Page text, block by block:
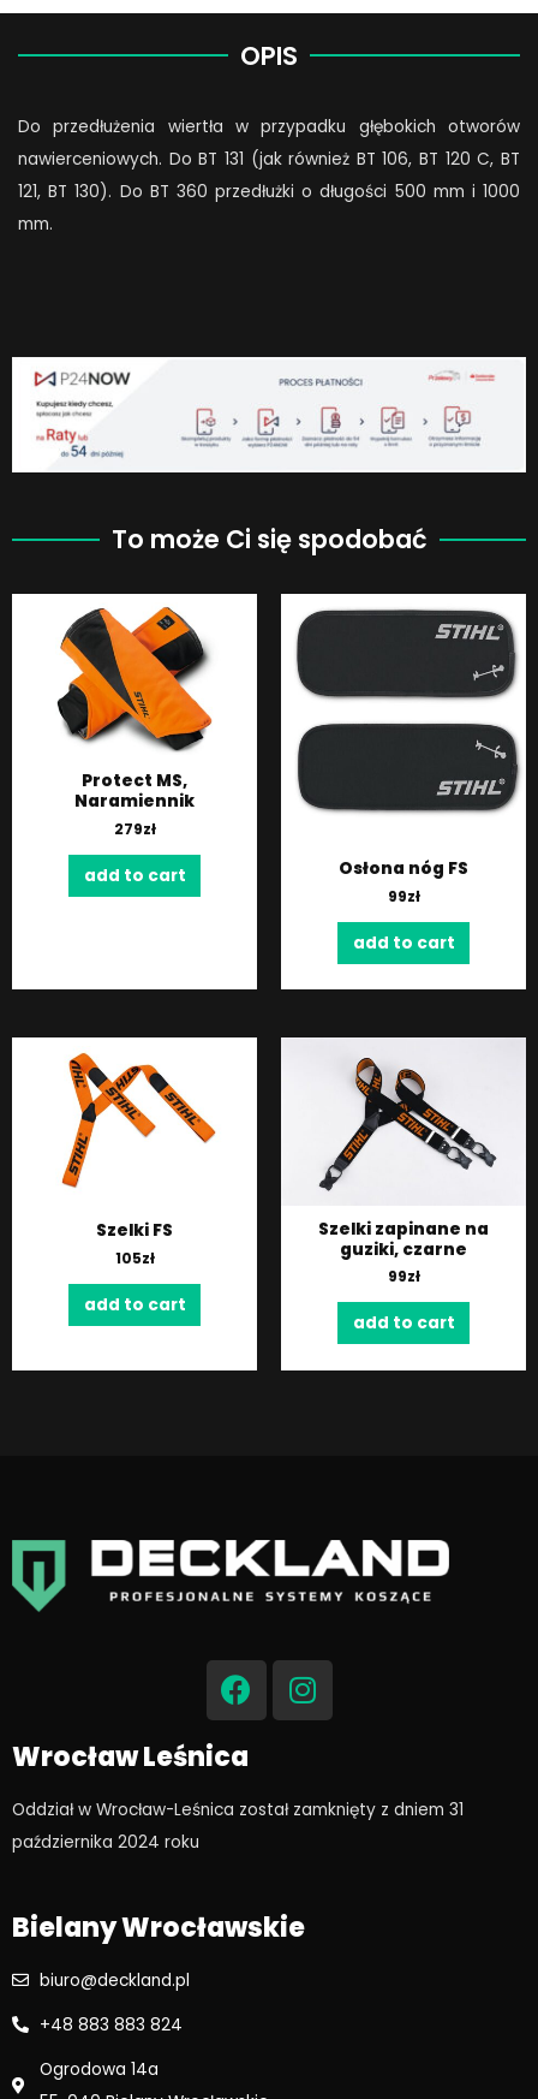
OPIS
Do przedłużenia wiertła w przypadku głębokich otworów
nawierceniowych. Do BT 131 (jak również BT 106, BT 120 C, BT
121, BT 130). Do BT 360 przedłużki o długości 500 mm i 1000
mm.
To może Ci się spodobać
Protect MS,
Naramiennik
279zł
add to cart Osłona nóg FS
99zł
add to cart
Szelki FS
105zł
add to cart
Szelki zapinane na
guziki, czarne
99zł
add to cart
F
a
c
e
b
o
o
I
n
s
g
r
Wrocław Leśnica
Oddział w Wrocław-Leśnica został zamknięty z dniem 31
października 2024 roku​
Bielany Wrocławskie
biuro@deckland.pl
+48 883 883 824
Ogrodowa 14a